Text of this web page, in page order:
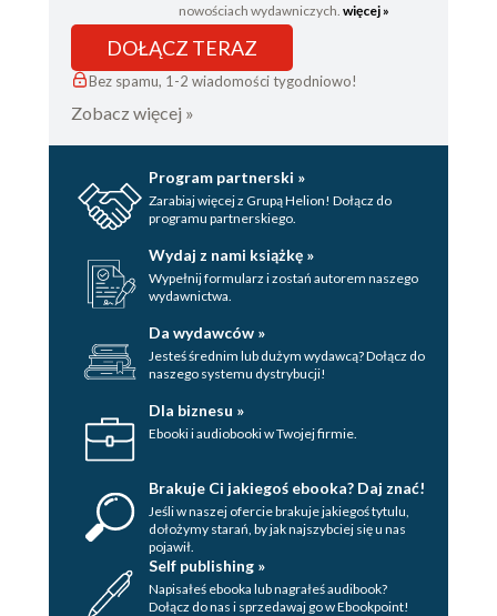
nowościach wydawniczych. więcej »
DOŁĄCZ TERAZ
Bez spamu, 1-2 wiadomości tygodniowo!
Zobacz więcej »
Program partnerski »
Zarabiaj więcej z Grupą Helion! Dołącz do
programu partnerskiego.
Wydaj z nami książkę »
Wypełnij formularz i zostań autorem naszego
wydawnictwa.
Da wydawców »
Jesteś średnim lub dużym wydawcą? Dołącz do
naszego systemu dystrybucji!
Dla biznesu »
Ebooki i audiobooki w Twojej firmie.
Brakuje Ci jakiegoś ebooka? Daj znać!
Jeśli w naszej ofercie brakuje jakiegoś tytulu,
dołożymy starań, by jak najszybciej się u nas
pojawił.
Self publishing »
Napisałeś ebooka lub nagrałeś audibook?
Dołącz do nas i sprzedawaj go w Ebookpoint!